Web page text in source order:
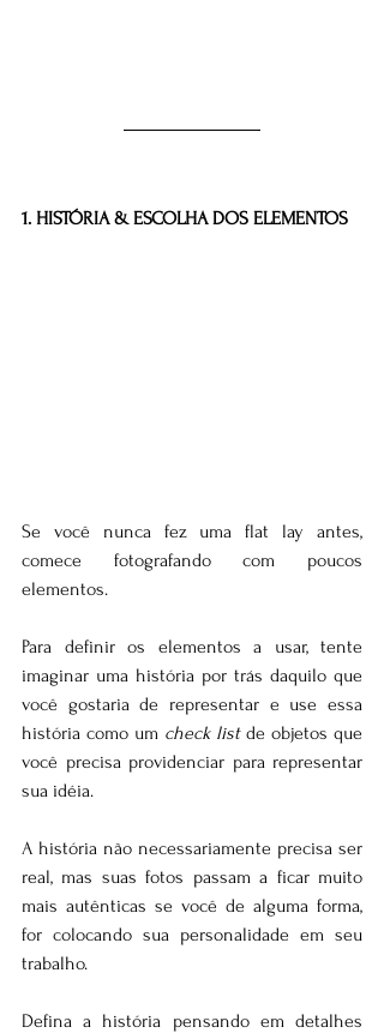
1. HISTÓRIA & ESCOLHA DOS ELEMENTOS
Se você nunca fez uma flat lay antes,
comece fotografando com poucos
elementos.
Para definir os elementos a usar, tente
imaginar uma história por trás daquilo que
você gostaria de representar e use essa
história como um check list de objetos que
você precisa providenciar para representar
sua idéia.
A história não necessariamente precisa ser
real, mas suas fotos passam a ficar muito
mais autênticas se você de alguma forma,
for colocando sua personalidade em seu
trabalho.
Defina a história pensando em detalhes